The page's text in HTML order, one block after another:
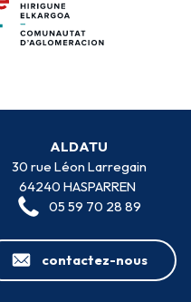
ALDATU
30 rue Léon Larregain
64240 HASPARREN
05 59 70 28 89
contactez-nous